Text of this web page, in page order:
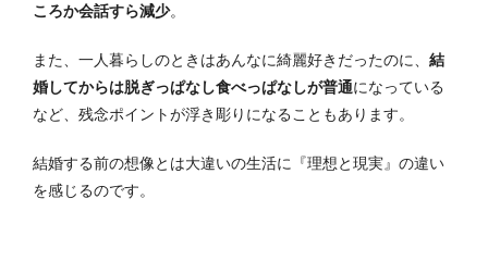
ころか会話すら減少。
また、一人暮らしのときはあんなに綺麗好きだったのに、 結
婚してからは脱ぎっぱなし食べっぱなしが普通になっている
など、残念ポイントが浮き彫りになることもあります。
結婚する前の想像とは大違いの生活に『理想と現実』の違い
を感じるのです。